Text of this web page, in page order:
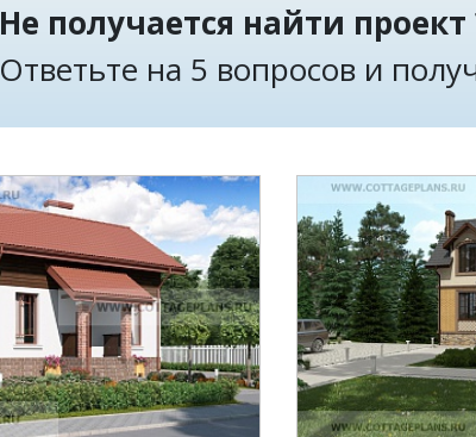
Не получается найти проект
Ответьте на 5 вопросов и